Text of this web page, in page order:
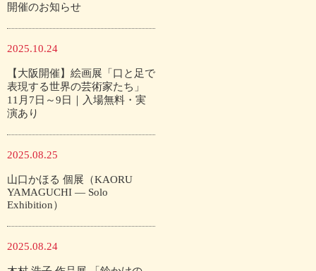
開催のお知らせ
2025.10.24
【大阪開催】絵画展「口と足で
表現する世界の芸術家たち」
11月7日～9日｜入場無料・実
演あり
2025.08.25
山口かほる 個展（KAORU
YAMAGUCHI — Solo
Exhibition）
2025.08.24